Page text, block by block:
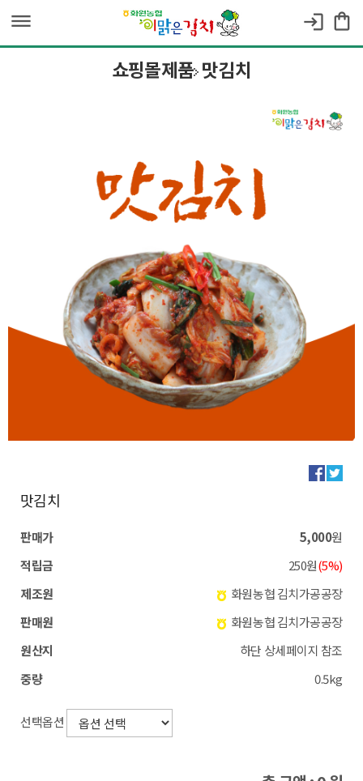
dehaze login shopping_bag
쇼핑몰제품 맛김치
맛김치
판매가 5,000원
적립금
250원(5%)
제조원
화원농협 김치가공공장
판매원
화원농협 김치가공공장
원산지
하단 상세페이지 참조
중량
0.5kg
선택옵션